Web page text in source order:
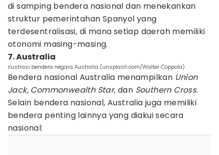
di samping bendera nasional dan menekankan
struktur pemerintahan Spanyol yang
terdesentralisasi, di mana setiap daerah memiliki
otonomi masing-masing.
7. Australia
ilustrasi bendera negara Australia (unsplash.com/Walter Coppola)
Bendera nasional Australia menampilkan Union
Jack, Commonwealth Star, dan Southern Cross.
Selain bendera nasional, Australia juga memiliki
bendera penting lainnya yang diakui secara
nasional: